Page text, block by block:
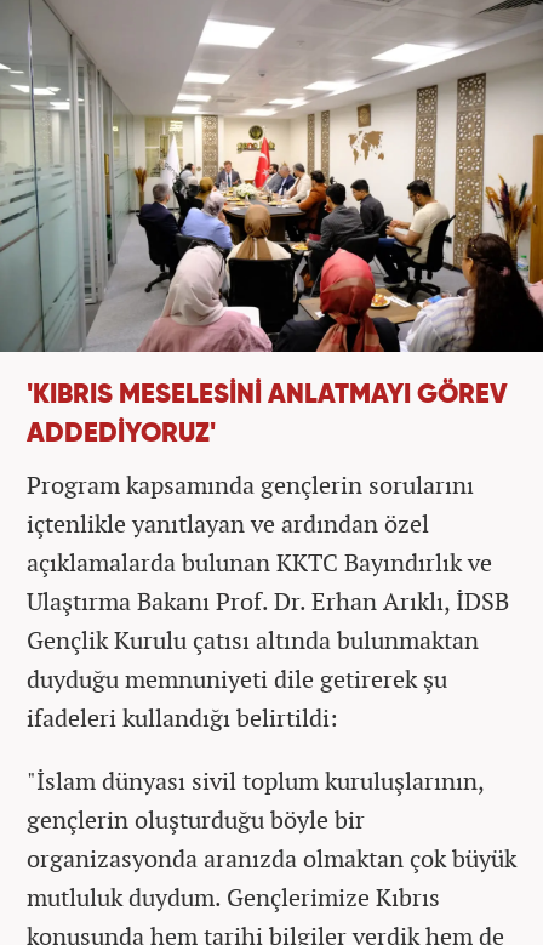
'KIBRIS MESELESİNİ ANLATMAYI GÖREV
ADDEDİYORUZ'
Program kapsamında gençlerin sorularını
içtenlikle yanıtlayan ve ardından özel
açıklamalarda bulunan KKTC Bayındırlık ve
Ulaştırma Bakanı Prof. Dr. Erhan Arıklı, İDSB
Gençlik Kurulu çatısı altında bulunmaktan
duyduğu memnuniyeti dile getirerek şu
ifadeleri kullandığı belirtildi:
"İslam dünyası sivil toplum kuruluşlarının,
gençlerin oluşturduğu böyle bir
organizasyonda aranızda olmaktan çok büyük
mutluluk duydum. Gençlerimize Kıbrıs
konusunda hem tarihi bilgiler verdik hem de